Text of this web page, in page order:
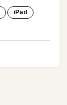
iPad